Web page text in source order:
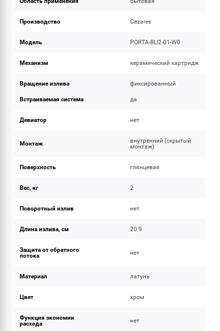
Производство Cezares
Модель PORTA-BLI2-01-W0
Механизм керамический картридж
Вращение излива фиксированный
Встраиваемая система да
Девиатор нет
Монтаж
внутренний (скрытый
монтаж)
Поверхность глянцевая
Вес, кг 2
Поворотный излив нет
Длина излива, см 20.9
Защита от обратного
потока
нет
Материал латунь
Цвет хром
Функция экономии
расхода
нет